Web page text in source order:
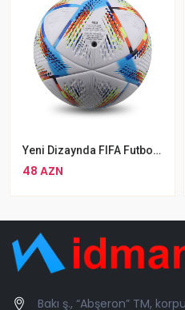
Yeni Dizaynda FIFA Futbol Topu Qatar 2022 Resmi Dünya Kupası Estas №5
48 AZN
Bakı ş., “Abşeron” TM,